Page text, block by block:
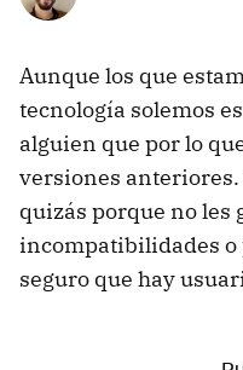
Aunque los que
tecnología solemos
alguien que por lo
versiones anteriores.
quizás porque no les
incompatibilidades
seguro que hay